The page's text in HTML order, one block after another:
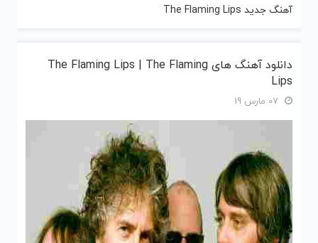
آهنگ جدید The Flaming Lips
دانلود آهنگ های The Flaming Lips | The Flaming
Lips